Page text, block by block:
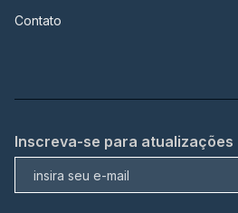
Contato
Inscreva-se para atualizações